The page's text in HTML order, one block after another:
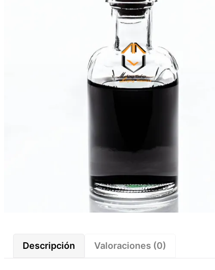
Descripción Valoraciones (0)